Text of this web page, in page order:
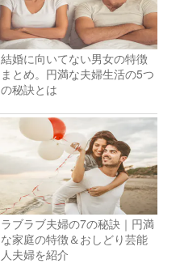
結婚に向いてない男女の特徴
まとめ。円満な夫婦生活の5つ
の秘訣とは
ラブラブ夫婦の7の秘訣｜円満
な家庭の特徴＆おしどり芸能
人夫婦を紹介